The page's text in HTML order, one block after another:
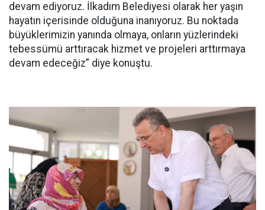
devam ediyoruz. İlkadım Belediyesi olarak her yaşın
hayatın içerisinde olduğuna inanıyoruz. Bu noktada
büyüklerimizin yanında olmaya, onların yüzlerindeki
tebessümü arttıracak hizmet ve projeleri arttırmaya
devam edeceğiz” diye konuştu.